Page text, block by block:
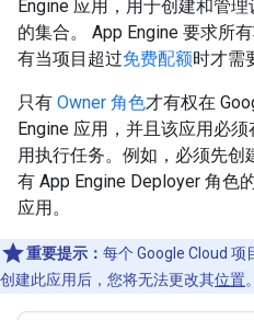
Engine 应用，用于创建和管
的集合。 App Engine 要求所
有当项目超过免费配额时才需
只有 Owner 角色才有权在
Engine 应用，并且该应用必
用执行任务。例如，必须先创
有 App Engine Deployer 角色
应用。
重要提示： 每个 Google Cloud 项
创建此应用后，您将无法更改其位置。